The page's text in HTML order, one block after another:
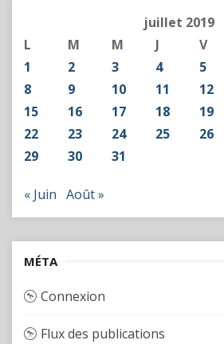
juillet 2019
L
M M J V
1
2 3 4 5
8
9 10 11 12
15
16 17 18 19
22
23 24 25 26
29
30 31
« Juin Août »
MÉTA
Connexion
Flux des publications